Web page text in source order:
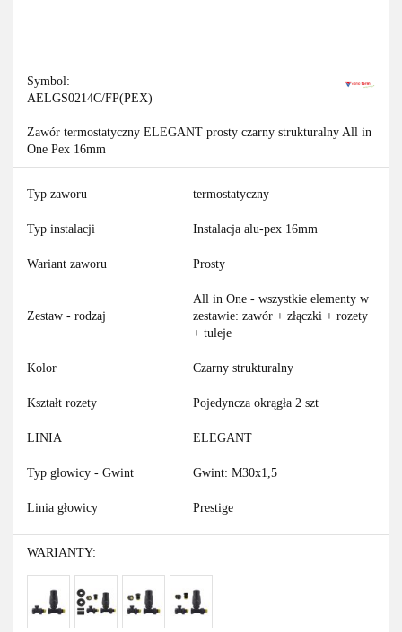
Symbol:
AELGS0214C/FP(PEX)
Zawór termostatyczny ELEGANT prosty czarny strukturalny All in
One Pex 16mm
Typ zaworu termostatyczny
Typ instalacji Instalacja alu-pex 16mm
Wariant zaworu Prosty
Zestaw - rodzaj
All in One - wszystkie elementy w
zestawie: zawór + złączki + rozety
+ tuleje
Kolor Czarny strukturalny
Kształt rozety Pojedyncza okrągła 2 szt
LINIA ELEGANT
Typ głowicy - Gwint Gwint: M30x1,5
Linia głowicy Prestige
WARIANTY: